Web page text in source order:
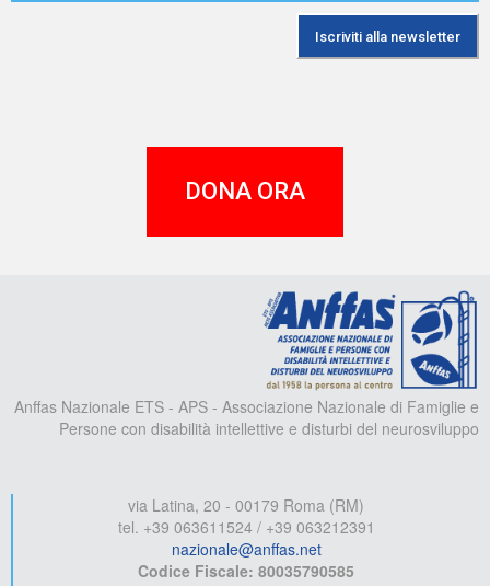
DONA ORA
Anffas Nazionale ETS - APS - Associazione Nazionale di Famiglie e
Persone con disabilità intellettive e disturbi del neurosviluppo
via Latina, 20 - 00179 Roma (RM)
tel. +39 063611524 / +39 063212391
nazionale@anffas.net
Codice Fiscale: 80035790585